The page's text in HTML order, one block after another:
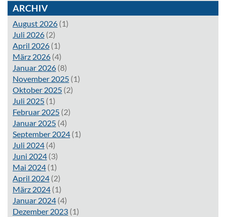
ARCHIV
August 2026 (1)
Juli 2026 (2)
April 2026 (1)
März 2026 (4)
Januar 2026 (8)
November 2025 (1)
Oktober 2025 (2)
Juli 2025 (1)
Februar 2025 (2)
Januar 2025 (4)
September 2024 (1)
Juli 2024 (4)
Juni 2024 (3)
Mai 2024 (1)
April 2024 (2)
März 2024 (1)
Januar 2024 (4)
Dezember 2023 (1)